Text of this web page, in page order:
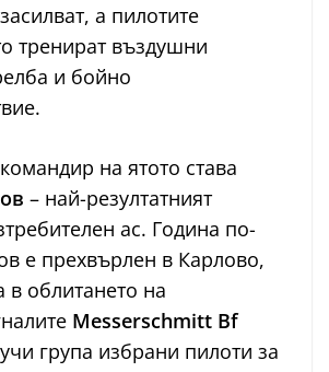
а пилотите
тренират въздушни
и бойно
командир на ятото става
– най-резултатният
ас. Година по-
е прехвърлен в Карлово,
в облитането на
Messerschmitt Bf
група избрани пилоти за